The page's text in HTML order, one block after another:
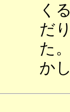
く
だ
た
か